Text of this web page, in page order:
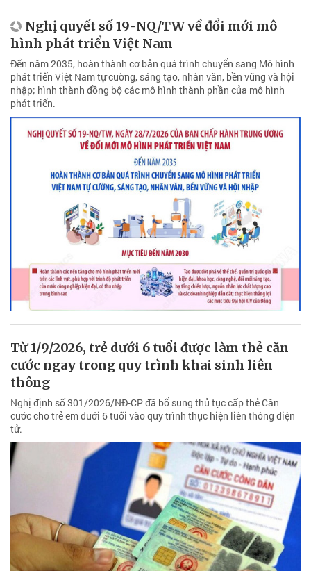
Nghị quyết số 19-NQ/TW về đổi mới mô
hình phát triển Việt Nam
Đến năm 2035, hoàn thành cơ bản quá trình chuyển sang Mô hình
phát triển Việt Nam tự cường, sáng tạo, nhân văn, bền vững và hội
nhập; hình thành đồng bộ các mô hình thành phần của mô hình
phát triển.
Từ 1/9/2026, trẻ dưới 6 tuổi được làm thẻ căn
cước ngay trong quy trình khai sinh liên
thông
Nghị định số 301/2026/NĐ-CP đã bổ sung thủ tục cấp thẻ Căn
cước cho trẻ em dưới 6 tuổi vào quy trình thực hiện liên thông điện
tử.